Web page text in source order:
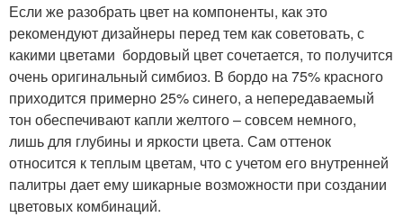
Если же разобрать цвет на компоненты, как это
рекомендуют дизайнеры перед тем как советовать, с
какими цветами бордовый цвет сочетается, то получится
очень оригинальный симбиоз. В бордо на 75% красного
приходится примерно 25% синего, а непередаваемый
тон обеспечивают капли желтого – совсем немного,
лишь для глубины и яркости цвета. Сам оттенок
относится к теплым цветам, что с учетом его внутренней
палитры дает ему шикарные возможности при создании
цветовых комбинаций.